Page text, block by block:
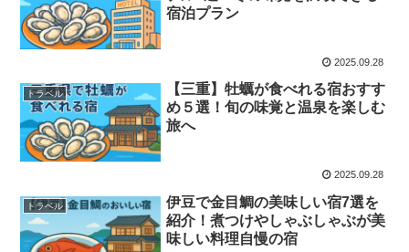
宿泊プラン
2025.09.28
トラベル
【三重】牡蠣が食べれる宿おすす
め５選！旬の味覚と温泉を楽しむ
旅へ
2025.09.28
トラベル
伊豆で金目鯛の美味しい宿7選を
紹介！煮つけやしゃぶしゃぶが美
味しい料理自慢の宿